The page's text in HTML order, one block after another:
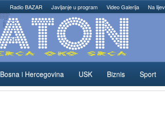
Radio BAZAR Javljanje u program Video Galerija Na
Bosna i Hercegovina USK Biznis Sport